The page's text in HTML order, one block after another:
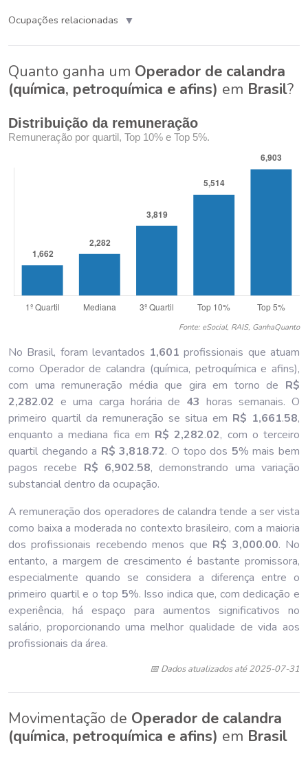
Ocupações relacionadas ▼
Quanto ganha um Operador de calandra
(química, petroquímica e afins) em Brasil?
Distribuição da remuneração
Remuneração por quartil, Top 10% e Top 5%.
Fonte: eSocial, RAIS, GanhaQuanto
No Brasil, foram levantados 1,601 profissionais que atuam
como Operador de calandra (química, petroquímica e afins),
com uma remuneração média que gira em torno de R$
2,282.02 e uma carga horária de 43 horas semanais. O
primeiro quartil da remuneração se situa em R$ 1,661.58,
enquanto a mediana fica em R$ 2,282.02, com o terceiro
quartil chegando a R$ 3,818.72. O topo dos 5% mais bem
pagos recebe R$ 6,902.58, demonstrando uma variação
substancial dentro da ocupação.
A remuneração dos operadores de calandra tende a ser vista
como baixa a moderada no contexto brasileiro, com a maioria
dos profissionais recebendo menos que R$ 3,000.00. No
entanto, a margem de crescimento é bastante promissora,
especialmente quando se considera a diferença entre o
primeiro quartil e o top 5%. Isso indica que, com dedicação e
experiência, há espaço para aumentos significativos no
salário, proporcionando uma melhor qualidade de vida aos
profissionais da área.
📅 Dados atualizados até 2025-07-31
Movimentação de Operador de calandra
(química, petroquímica e afins) em Brasil